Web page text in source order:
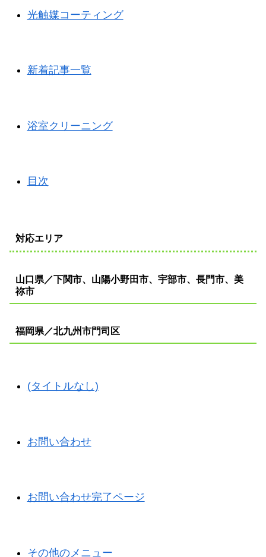
光触媒コーティング
新着記事一覧
浴室クリーニング
目次
対応エリア
山口県／下関市、山陽小野田市、宇部市、長門市、美
祢市
福岡県／北九州市門司区
(タイトルなし)
お問い合わせ
お問い合わせ完了ページ
その他のメニュー